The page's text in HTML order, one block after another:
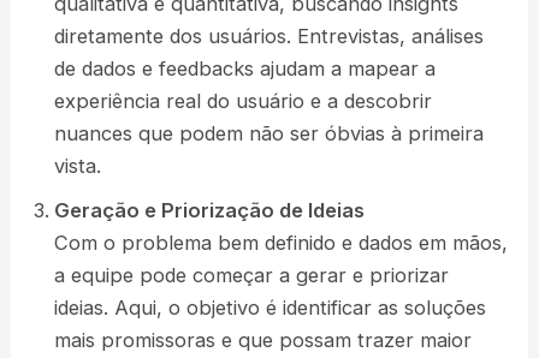
diretamente dos usuários. Entrevistas, análises
de dados e feedbacks ajudam a mapear a
experiência real do usuário e a descobrir
nuances que podem não ser óbvias à primeira
vista.
Geração e Priorização de Ideias
Com o problema bem definido e dados em mãos,
a equipe pode começar a gerar e priorizar
ideias. Aqui, o objetivo é identificar as soluções
mais promissoras e que possam trazer maior